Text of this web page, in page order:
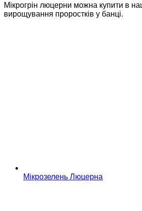
Мікрогрін люцерни можна купити в
вирощування проростків у банці.
Мікрозелень Люцерна